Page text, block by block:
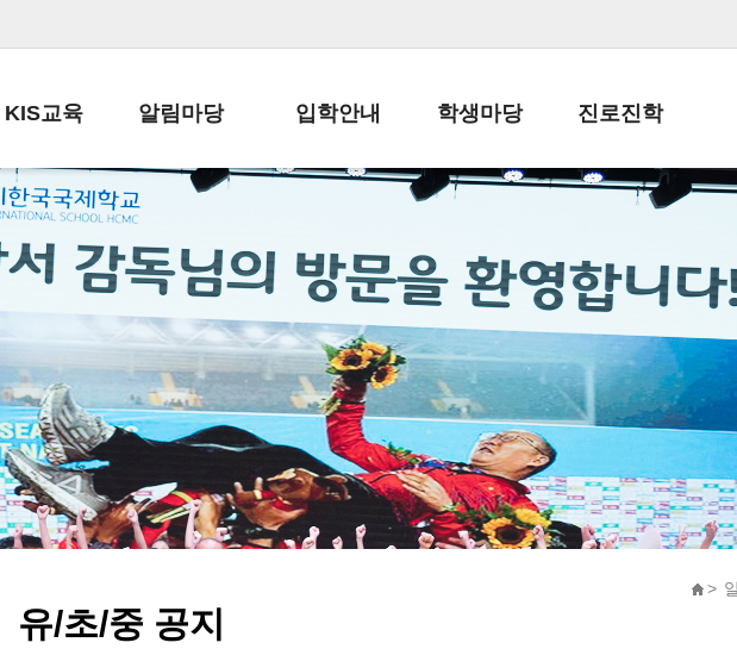
KIS교육
교육목표
학사일정
일과시간표
성과평가자료
알림마당
공지사항
납부금 안내
스쿨버스 운행 안내
급식안내
서식자료실
학부모방
정기고사 기출문제
입학안내
전-편입 서류양식
입학금/수업료
교복구입안내
학생마당
학생생활규정
학교신문
자율진로동아리
유초등 소식지
진로진학
공지사항 및 입시자료
드림레터
>
유/초/중 공지